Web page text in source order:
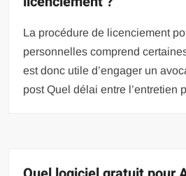
La procédure de licenciement
personnelles comprend
est donc utile d’engager un
post Quel délai entre l’entretien